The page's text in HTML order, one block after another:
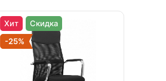
Хит
Скидка
-25%